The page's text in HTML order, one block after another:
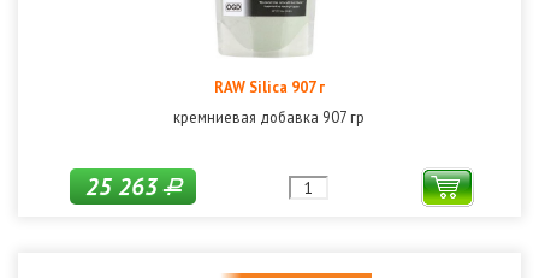
RAW Silica 907 г
кремниевая добавка 907 гр
25 263Р